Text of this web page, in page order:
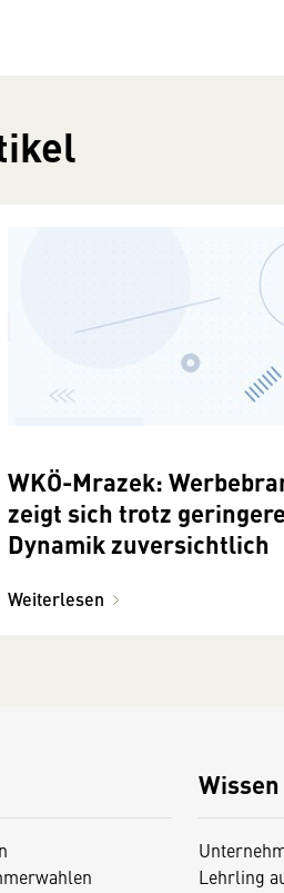
WKÖ-Mrazek:
zeigt sich trotz
Dynamik zuversichtlich
Weiterlesen
Wissen
Lehrling